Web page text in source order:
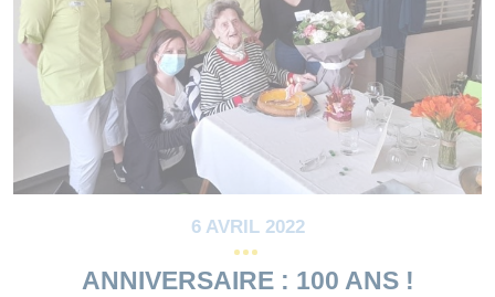
6 AVRIL 2022
ANNIVERSAIRE : 100 ANS !